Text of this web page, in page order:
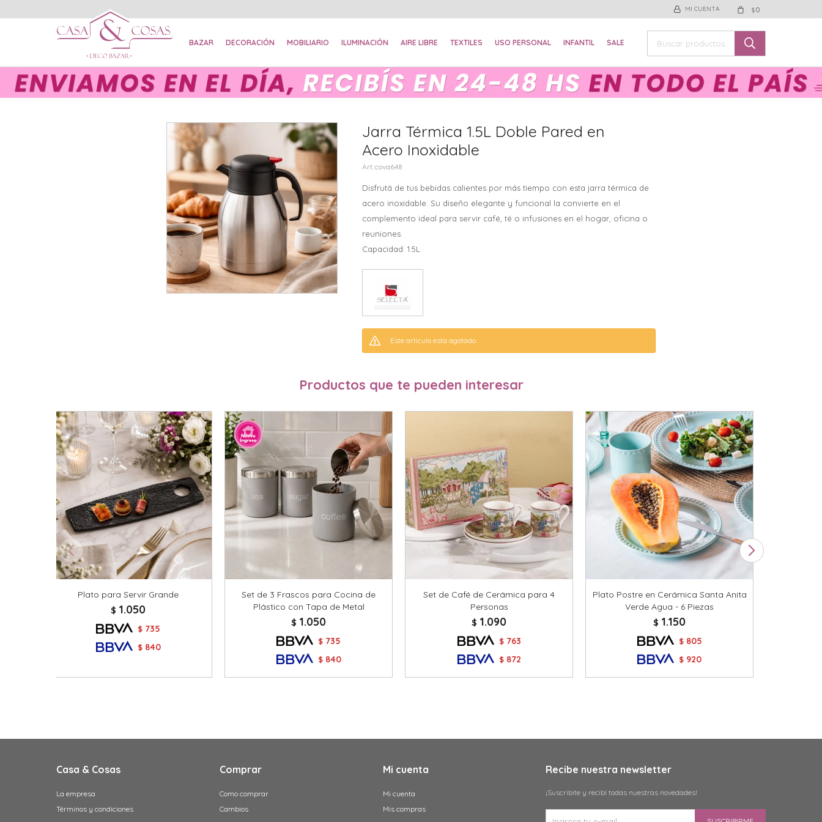
BAZAR DECORACIÓN MOBILIARIO ILUMINACIÓN AIRE LIBRE TEXTILES USO PERSONAL INFANTIL SALE
$0
Jarra Térmica 1.5L Doble Pared en
Acero Inoxidable
cova648
Disfrutá de tus bebidas calientes por más tiempo con esta jarra térmica de
acero inoxidable. Su diseño elegante y funcional la convierte en el
complemento ideal para servir café, té o infusiones en el hogar, oficina o
reuniones.
Capacidad: 1.5L
Este artículo está agotado.
Productos que te pueden interesar
Plato para Servir Grande
$ 1.050
$ 735
$ 840
Set de 3 Frascos para Cocina de
Plástico con Tapa de Metal
$ 1.050
$ 735
$ 840
Set de Café de Cerámica para 4
Personas
$ 1.090
$ 763
$ 872
Plato Postre en Cerámica Santa Anita
Verde Agua - 6 Piezas
$ 1.150
$ 805
$ 920
Casa & Cosas
La empresa
Términos y condiciones
Comprar
Como comprar
Cambios
Mi cuenta
Mi cuenta
Mis compras
Recibe nuestra newsletter
¡Suscribite y recibí todas nuestras novedades!